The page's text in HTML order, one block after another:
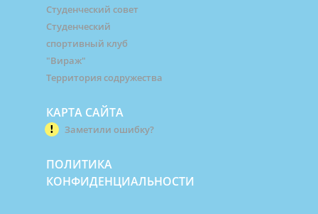
Студенческий совет
Студенческий
спортивный клуб
"Вираж"
Территория содружества
КАРТА САЙТА
Заметили ошибку?
ПОЛИТИКА
КОНФИДЕНЦИАЛЬНОСТИ